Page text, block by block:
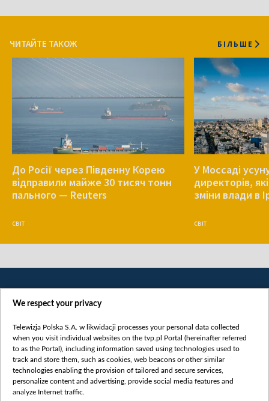
ЧИТАЙТЕ ТАКОЖ БІЛЬШЕ
До Росії через Південну Корею
відправили майже 30 тисяч тонн
пального — Reuters
СВІТ
У Моссаді
директорів,
зміни влади в
СВІТ
Категорії
Новини
We respect your privacy
Telewizja Polska S.A. w likwidacji processes your personal data collected
when you visit individual websites on the tvp.pl Portal (hereinafter referred
to as the Portal), including information saved using technologies used to
track and store them, such as cookies, web beacons or other similar
technologies enabling the provision of tailored and secure services,
personalize content and advertising, provide social media features and
analyze Internet traffic.